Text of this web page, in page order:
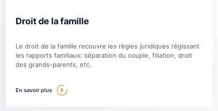
Droit de la famille
Le droit de la famille recouvre les règles juridiques régissant
les rapports familiaux: séparation du couple, filiation, droit
des grands-parents, etc.
En savoir plus